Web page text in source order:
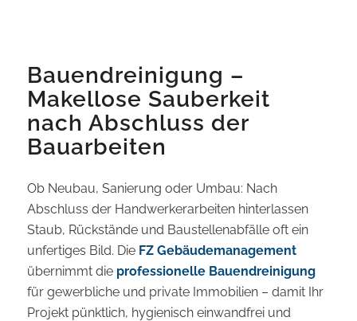
Bauendreinigung –
Makellose Sauberkeit
nach Abschluss der
Bauarbeiten
Ob Neubau, Sanierung oder Umbau: Nach
Abschluss der Handwerkerarbeiten hinterlassen
Staub, Rückstände und Baustellenabfälle oft ein
unfertiges Bild. Die FZ Gebäudemanagement
übernimmt die professionelle Bauendreinigung
für gewerbliche und private Immobilien – damit Ihr
Projekt pünktlich, hygienisch einwandfrei und